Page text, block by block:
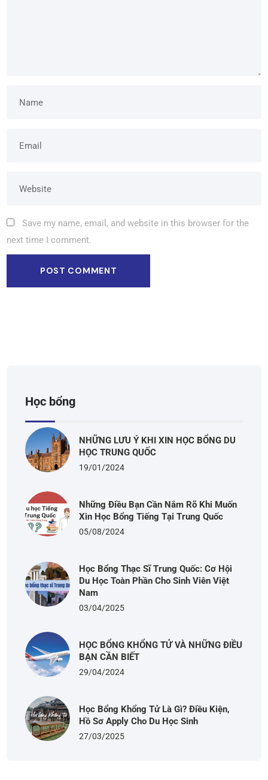
Save my name, email, and website in this browser for the
next time I comment.
Học bổng
NHỮNG LƯU Ý KHI XIN HỌC BỔNG DU
HỌC TRUNG QUỐC
19/01/2024
Những Điều Bạn Cần Nắm Rõ Khi Muốn
Xin Học Bổng Tiếng Tại Trung Quốc
05/08/2024
Học Bổng Thạc Sĩ Trung Quốc: Cơ Hội
Du Học Toàn Phần Cho Sinh Viên Việt
Nam
03/04/2025
HỌC BỔNG KHỔNG TỬ VÀ NHỮNG ĐIỀU
BẠN CẦN BIẾT
29/04/2024
Học Bổng Khổng Tử Là Gì? Điều Kiện,
Hồ Sơ Apply Cho Du Học Sinh
27/03/2025